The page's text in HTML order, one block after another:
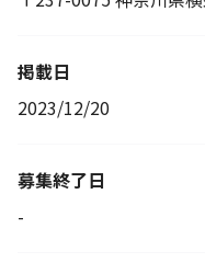
掲載日
2023/12/20
募集終了日
-